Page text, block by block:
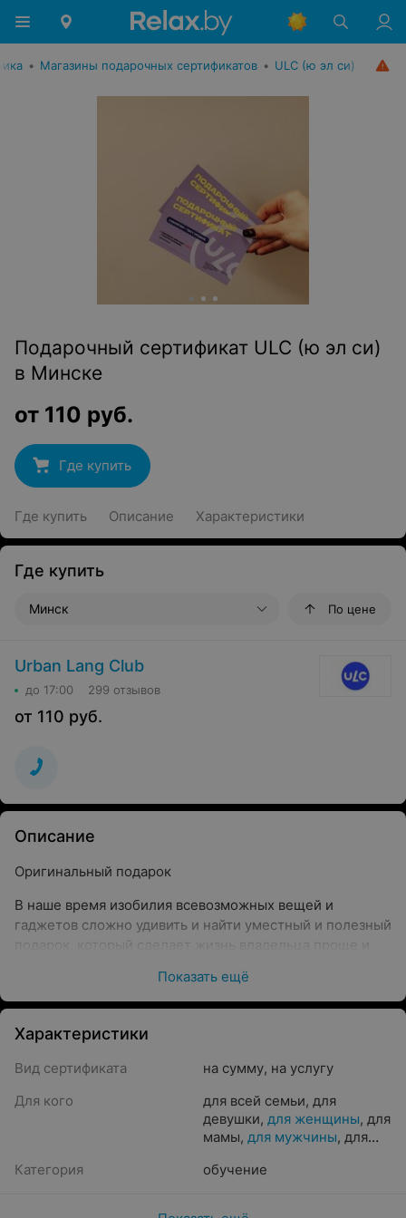
• Магазины подарочных сертификатов • ULC (ю эл си)
Подарочный сертификат ULC (ю эл си)
в Минске
от 110 руб.
Где купить
Где купить Описание Характеристики
Где купить
Минск По цене
Urban Lang Club
до 17:00 299 отзывов
от 110 руб.
Описание
Оригинальный подарок
В наше время изобилия всевозможных вещей и
гаджетов сложно удивить и найти уместный и полезный
подарок, который сделает жизнь владельца проще и
языка в языковом центре ULC поможет
зайцев»сразу.
Преимущества такого подарка:
Уместность
это прогрессивный языковой центр, где
преподают носители языка, есть языковой клуб.
При покупке вы можете выбрать любой язык и сами
определяете длительность обучения.
Показать ещё
Характеристики
Вид сертификата на сумму, на услугу
Для кого
для всей семьи, для
девушки, для женщины, для
мамы, для мужчины, для
ребенка
Категория обучение